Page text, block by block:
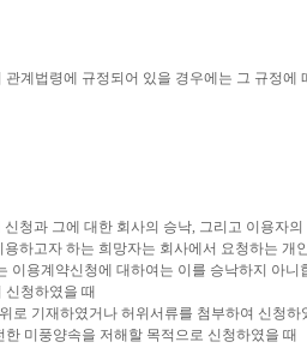
계법령에 규정되어 있을 경우에는 그 규정에
청과 그에 대한 회사의 승낙, 그리고 이용자
하고자 하는 희망자는 회사에서 요청하는 개
이용계약신청에 대하여는 이를 승낙하지 아니
청하였을 때
로 기재하였거나 허위서류를 첨부하여 신청하
미풍양속을 저해할 목적으로 신청하였을 때